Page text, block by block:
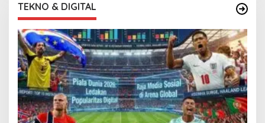
TEKNO & DIGITAL